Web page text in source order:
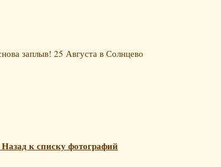
заплыв! 25 Августа в Солнцево
к списку фотографий